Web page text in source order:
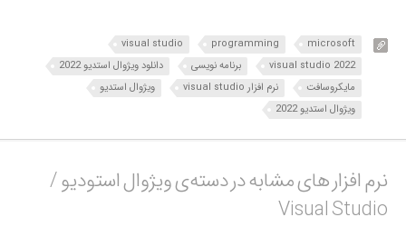
microsoft
programming
visual studio
visual studio 2022
برنامه نویسی
دانلود ویژوال استدیو 2022
مایکروسافت
نرم افزار visual studio
ویژوال استدیو
ویژوال استدیو 2022
نرم افزار های مشابه در دسته‌ی‌ ویژوال استودیو /
Visual Studio‎